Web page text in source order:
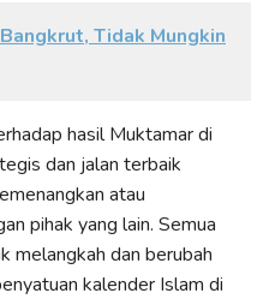
Tidak Mungkin
hasil Muktamar di
dan jalan terbaik
atau
pihak yang lain. Semua
melangkah dan berubah
kalender Islam di